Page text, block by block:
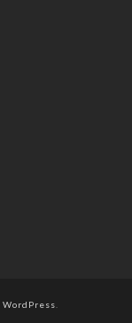
WordPress